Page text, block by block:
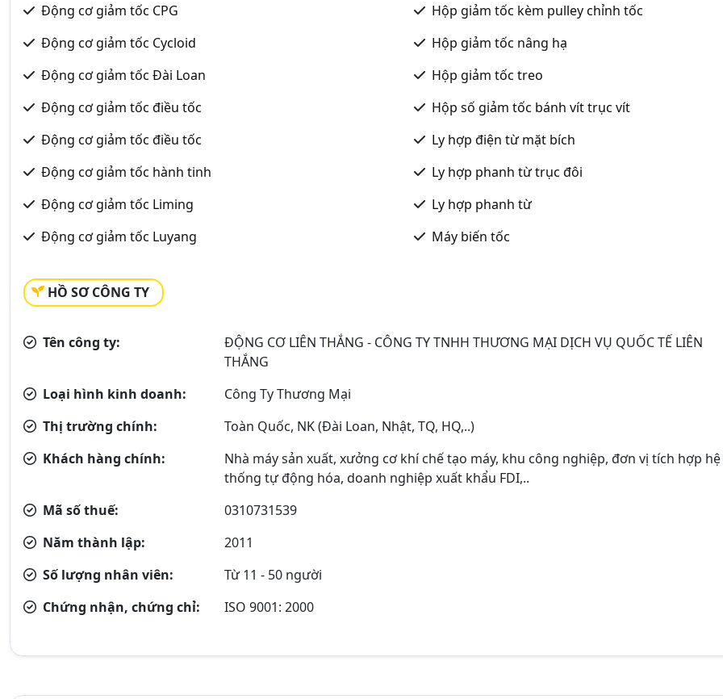
Động cơ giảm tốc CPG
Động cơ giảm tốc Cycloid
Động cơ giảm tốc Đài Loan
Động cơ giảm tốc điều tốc
Động cơ giảm tốc điều tốc
Động cơ giảm tốc hành tinh
Động cơ giảm tốc Liming
Động cơ giảm tốc Luyang
Hộp giảm tốc kèm pulley chỉnh tốc
Hộp giảm tốc nâng hạ
Hộp giảm tốc treo
Hộp số giảm tốc bánh vít trục vít
Ly hợp điện từ mặt bích
Ly hợp phanh từ trục đôi
Ly hợp phanh từ
Máy biến tốc
HỒ SƠ CÔNG TY
Tên công ty:
ĐỘNG CƠ LIÊN THẮNG - CÔNG TY TNHH THƯƠNG MẠI DỊCH VỤ QUỐC TẾ LIÊN
THẮNG
Loại hình kinh doanh:
Công Ty Thương Mại
Thị trường chính:
Toàn Quốc, NK (Đài Loan, Nhật, TQ, HQ,..)
Khách hàng chính:
Nhà máy sản xuất, xưởng cơ khí chế tạo máy, khu công nghiệp, đơn vị tích hợp hệ
thống tự động hóa, doanh nghiệp xuất khẩu FDI,..
Mã số thuế:
0310731539
Năm thành lập:
2011
Số lượng nhân viên:
Từ 11 - 50 người
Chứng nhận, chứng chỉ:
ISO 9001: 2000